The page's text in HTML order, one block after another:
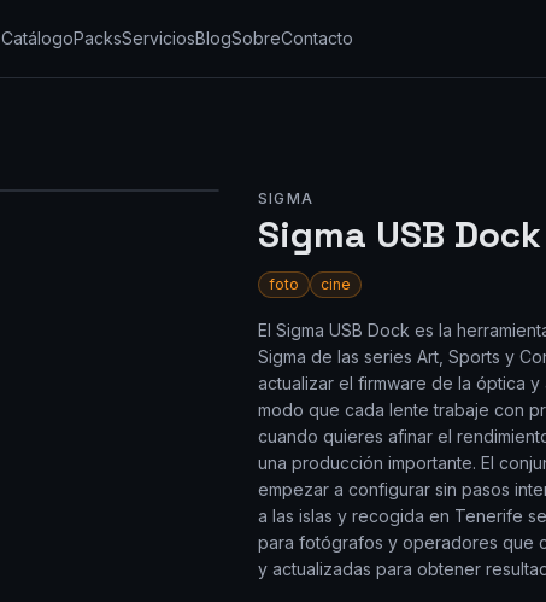
CatálogoPacksServiciosBlogSobreContacto
SIGMA
Sigma USB
foto cine
El Sigma USB Dock es la
Sigma de las series Art, Sports y
actualizar el firmware de la óptica
modo que cada lente trabaje con
cuando quieres afinar el
una producción importante. El
empezar a configurar sin pasos
a las islas y recogida en Tenerife
para fotógrafos y operadores que
y actualizadas para obtener